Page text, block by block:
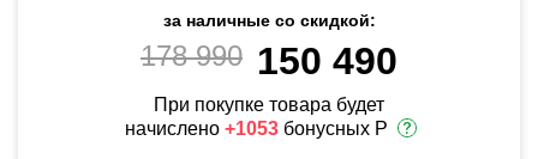
за наличные со скидкой:
178 990 150 490
При покупке товара будет
начислено +1053бонусных Р